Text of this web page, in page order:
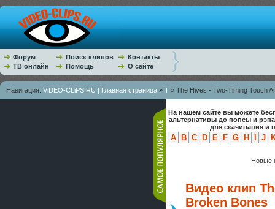
Форум Поиск клипов
Контакты
ТВ онлайн
Помощь О сайте
Навигация: ViDEO-CLiPS.RU | Главная страница » T » The Hives - Two-Timing Touch
На нашем сайте вы можете
альтернативы до попсы и
для скачивания и
A B C D E F G H J
Новые
Видео клип
Broken Bones